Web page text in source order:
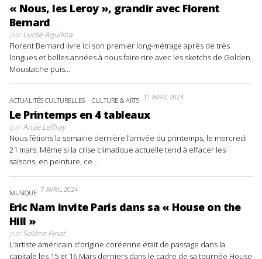
« Nous, les Leroy », grandir avec Florent
Bernard
parLucile Aquilina
Florent Bernard livre ici son premier long-métrage après de très
longues et belles années à nous faire rire avec les sketchs de Golden
Moustache puis...
ACTUALITÉS CULTURELLES CULTURE & ARTS 11 AVRIL 2024
Le Printemps en 4 tableaux
parAnaë Leffray
Nous fêtions la semaine dernière l’arrivée du printemps, le mercredi
21 mars. Même si la crise climatique actuelle tend à effacer les
saisons, en peinture, ce...
MUSIQUE 7 AVRIL 2024
Eric Nam invite Paris dans sa « House on the
Hill »
parSolène Finet
L’artiste américain d’origine coréenne était de passage dans la
capitale les 15 et 16 Mars derniers dans le cadre de sa tournée House